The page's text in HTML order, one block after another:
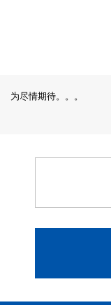
为尽情期待。。。